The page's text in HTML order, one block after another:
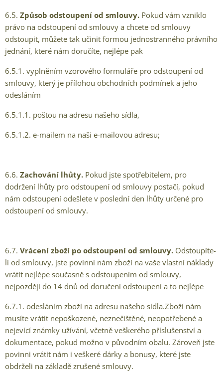
6.5. Způsob odstoupení od smlouvy. Pokud vám vzniklo
právo na odstoupení od smlouvy a chcete od smlouvy
odstoupit, můžete tak učinit formou jednostranného právního
jednání, které nám doručíte, nejlépe pak
6.5.1. vyplněním vzorového formuláře pro odstoupení od
smlouvy, který je přílohou obchodních podmínek a jeho
odesláním
6.5.1.1. poštou na adresu našeho sídla,
6.5.1.2. e-mailem na naši e-mailovou adresu;
6.6. Zachování lhůty. Pokud jste spotřebitelem, pro
dodržení lhůty pro odstoupení od smlouvy postačí, pokud
nám odstoupení odešlete v poslední den lhůty určené pro
odstoupení od smlouvy.
6.7. Vrácení zboží po odstoupení od smlouvy. Odstoupíte-
li od smlouvy, jste povinni nám zboží na vaše vlastní náklady
vrátit nejlépe současně s odstoupením od smlouvy,
nejpozději do 14 dnů od doručení odstoupení a to nejlépe
6.7.1. odesláním zboží na adresu našeho sídla.Zboží nám
musíte vrátit nepoškozené, neznečištěné, neopotřebené a
nejevící známky užívání, včetně veškerého příslušenství a
dokumentace, pokud možno v původním obalu. Zároveň jste
povinni vrátit nám i veškeré dárky a bonusy, které jste
obdrželi na základě zrušené smlouvy.